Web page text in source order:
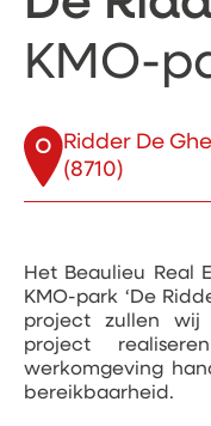
KMO-
Ridder De
(8710)
Het Beaulieu Real
KMO-park ‘De
project zullen wij
project
werkomgeving
bereikbaarheid.